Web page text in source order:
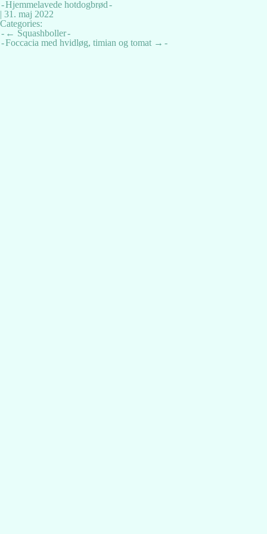
Hjemmelavede hotdogbrød
| 31. maj 2022
Categories:
Indlægsnavigation
← Squashboller
Foccacia med hvidløg, timian og tomat →